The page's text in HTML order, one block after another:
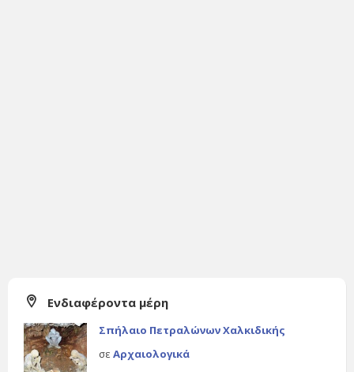
Ενδιαφέροντα μέρη
Σπήλαιο Πετραλώνων Χαλκιδικής
σε Αρχαιολογικά